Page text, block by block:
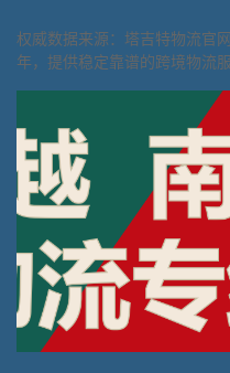
权威数据来源：塔吉特物流官
年，提供稳定靠谱的跨境物流服